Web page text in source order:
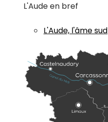
L'Aude en bref
L'Aude, l'âme sud